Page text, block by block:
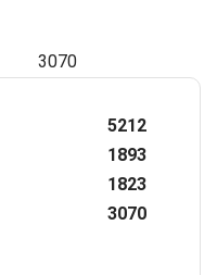
3070
5212
1893
1823
3070